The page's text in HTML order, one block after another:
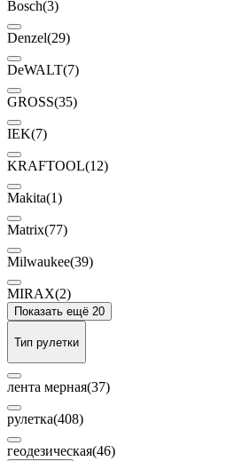
Bosch(3)
Denzel(29)
DeWALT(7)
GROSS(35)
IEK(7)
KRAFTOOL(12)
Makita(1)
Matrix(77)
Milwaukee(39)
MIRAX(2)
Показать ещё 20
Тип рулетки
лента мерная(37)
рулетка(408)
геодезическая(46)